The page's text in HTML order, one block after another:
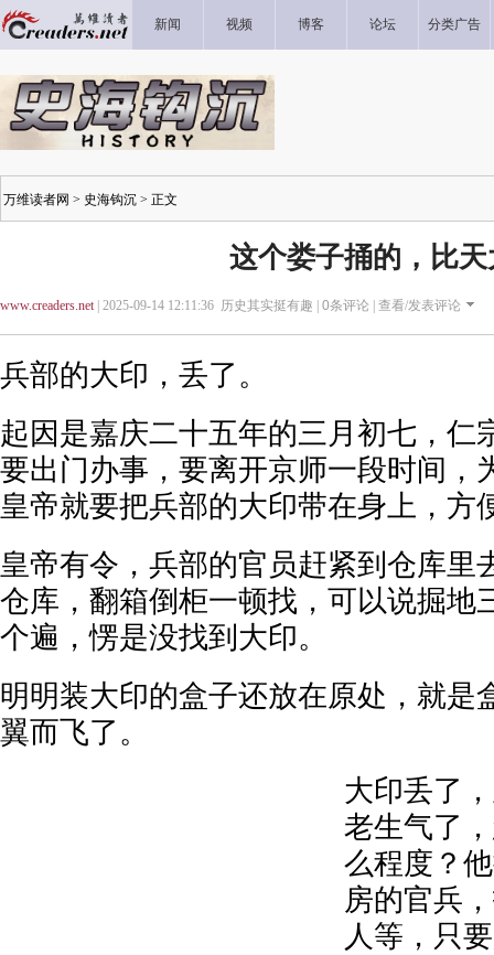
新闻 视频 博客 论坛 分类广告
万维读者网 > 史海钩沉 > 正文
这个娄子捅的，比天
www.creaders.net| 2025-09-14 12:11:36 历史其实挺有趣 | 0条评论 | 查看/发表评论
兵部的大印，丢了。
起因是嘉庆二十五年的三月初七，仁
要出门办事，要离开京师一段时间，
皇帝就要把兵部的大印带在身上，方
皇帝有令，兵部的官员赶紧到仓库里
仓库，翻箱倒柜一顿找，可以说掘地
个遍，愣是没找到大印。
明明装大印的盒子还放在原处，就是
翼而飞了。
大印丢了
老生气了
么程度？
房的官兵
人等，只